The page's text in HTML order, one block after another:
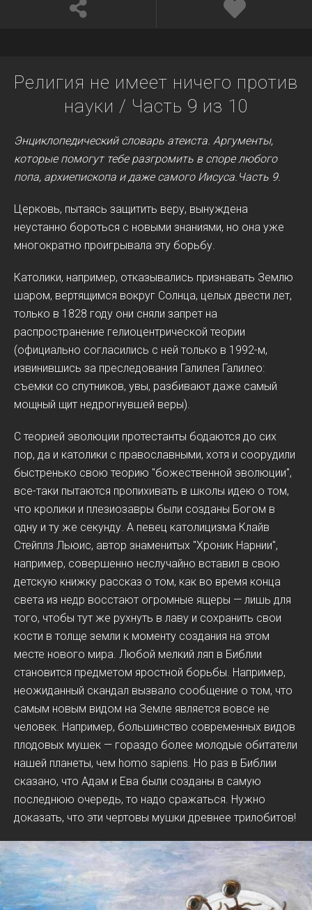
Религия не имеет ничего против
науки / Часть 9 из 10
Энциклопедический словарь атеиста. Аргументы,
которые помогут тебе разгромить в споре любого
попа, архиепископа и даже самого Иисуса. Часть 9.
Церковь, пытаясь защитить веру, вынуждена
неустанно бороться с новыми знаниями, но она уже
многократно проигрывала эту борьбу.
Католики, например, отказывались признавать Землю
шаром, вертящимся вокруг Солнца, целых двести лет,
только в 1828 году они сняли запрет на
распространение гелиоцентрической теории
(официально согласились с ней только в 1992-м,
извинившись за преследования Галилея Галилео:
съемки со спутников, увы, разбивают даже самый
мощный щит недрогнувшей веры).
С теорией эволюции протестанты бодаются до сих
пор, да и католики с православными, хотя и соорудили
быстренько свою теорию "божественной эволюции",
все-таки пытаются пропихивать в школы идею о том,
что кролики и плезиозавры были созданы Богом в
одну и ту же секунду. А певец католицизма Клайв
Стейплз Льюис, автор знаменитых "Хроник Нарнии",
например, совершенно неслучайно вставил в свою
детскую книжку рассказ о том, как во время конца
света из недр восстают огромные ящеры — лишь для
того, чтобы тут же рухнуть в лаву и сохранить свои
кости в толще земли к моменту создания на этом
месте нового мира. Любой мелкий ляп в Библии
становится предметом яростной борьбы. Например,
неожиданный скандал вызвало сообщение о том, что
самым новым видом на Земле является вовсе не
человек. Например, большинство современных видов
плодовых мушек — гораздо более молодые обитатели
нашей планеты, чем homo sapiens. Но раз в Библии
сказано, что Адам и Ева были созданы в самую
последнюю очередь, то надо сражаться. Нужно
доказать, что эти чертовы мушки древнее трилобитов!